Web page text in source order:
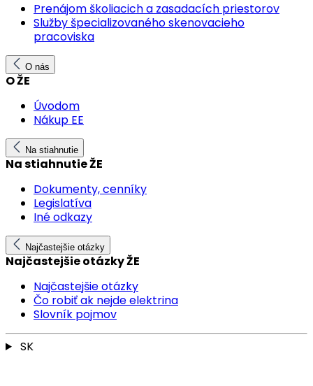
Prenájom školiacich a zasadacích priestorov
Služby špecializovaného skenovacieho
pracoviska
O nás
O ŽE
Úvodom
Nákup EE
Na stiahnutie
Na stiahnutie ŽE
Dokumenty, cenníky
Legislatíva
Iné odkazy
Najčastejšie otázky
Najčastejšie otázky ŽE
Najčastejšie otázky
Čo robiť ak nejde elektrina
Slovník pojmov
SK